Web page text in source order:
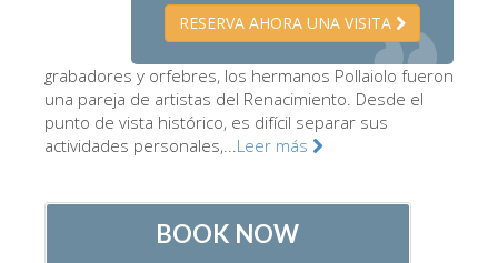
Museo de San Marcos
Museo Arqueológico
El Taller de las Piedras Duras
Museo Galileo
La Torre de Arnolfo
RESERVA AHORA UNA VISITA
grabadores y orfebres, los hermanos Pollaiolo fueron
una pareja de artistas del Renacimiento. Desde el
punto de vista histórico, es difícil separar sus
actividades personales,...Leer más